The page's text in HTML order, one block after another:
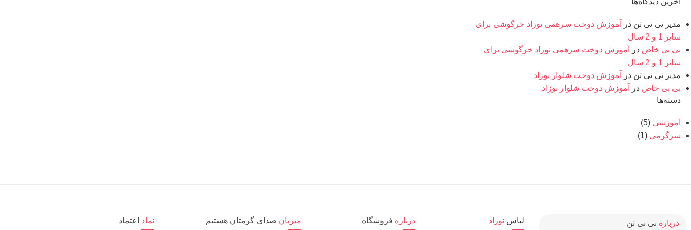
مدیر نی نی تن در
آموزش دوخت سرهمی نوزاد خرگوشی برای
سایز 1 و 2 سال
بی بی خاص در
آموزش دوخت سرهمی نوزاد خرگوشی برای
سایز 1 و 2 سال
مدیر نی نی تن در
آموزش دوخت شلوار نوزاد
بی بی خاص در
آموزش دوخت شلوار نوزاد
دسته‌ها
آموزشی (5)
سرگرمی (1)
درباره نی نی تن لباس نوزاد درباره فروشگاه میزبان صدای گرمتان هستیم نماد اعتماد